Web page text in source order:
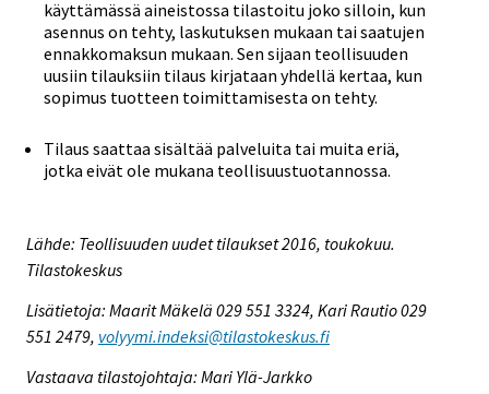
käyttämässä aineistossa tilastoitu joko silloin, kun
asennus on tehty, laskutuksen mukaan tai saatujen
ennakkomaksun mukaan. Sen sijaan teollisuuden
uusiin tilauksiin tilaus kirjataan yhdellä kertaa, kun
sopimus tuotteen toimittamisesta on tehty.
Tilaus saattaa sisältää palveluita tai muita eriä,
jotka eivät ole mukana teollisuustuotannossa.
Lähde: Teollisuuden uudet tilaukset 2016, toukokuu.
Tilastokeskus
Lisätietoja: Maarit Mäkelä 029 551 3324, Kari Rautio 029
551 2479, volyymi.indeksi@tilastokeskus.fi
Vastaava tilastojohtaja: Mari Ylä-Jarkko